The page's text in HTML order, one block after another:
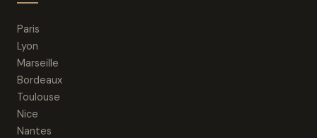
Paris
Lyon
Marseille
Bordeaux
Toulouse
Nice
Nantes